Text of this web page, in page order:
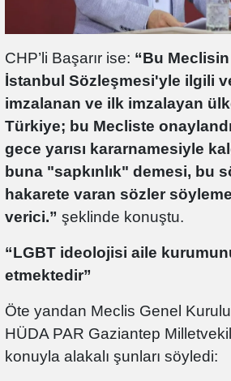
CHP’li Başarır ise: “Bu Meclisin
İstanbul Sözleşmesi'yle ilgili
imzalanan ve ilk imzalayan
Türkiye; bu Mecliste
gece yarısı kararnamesiyle
buna "sapkınlık" demesi, bu
hakarete varan sözler
verici.” şeklinde konuştu.
“LGBT ideolojisi aile
etmektedir”
Öte yandan Meclis Genel
HÜDA PAR Gaziantep
konuyla alakalı şunları söyledi: